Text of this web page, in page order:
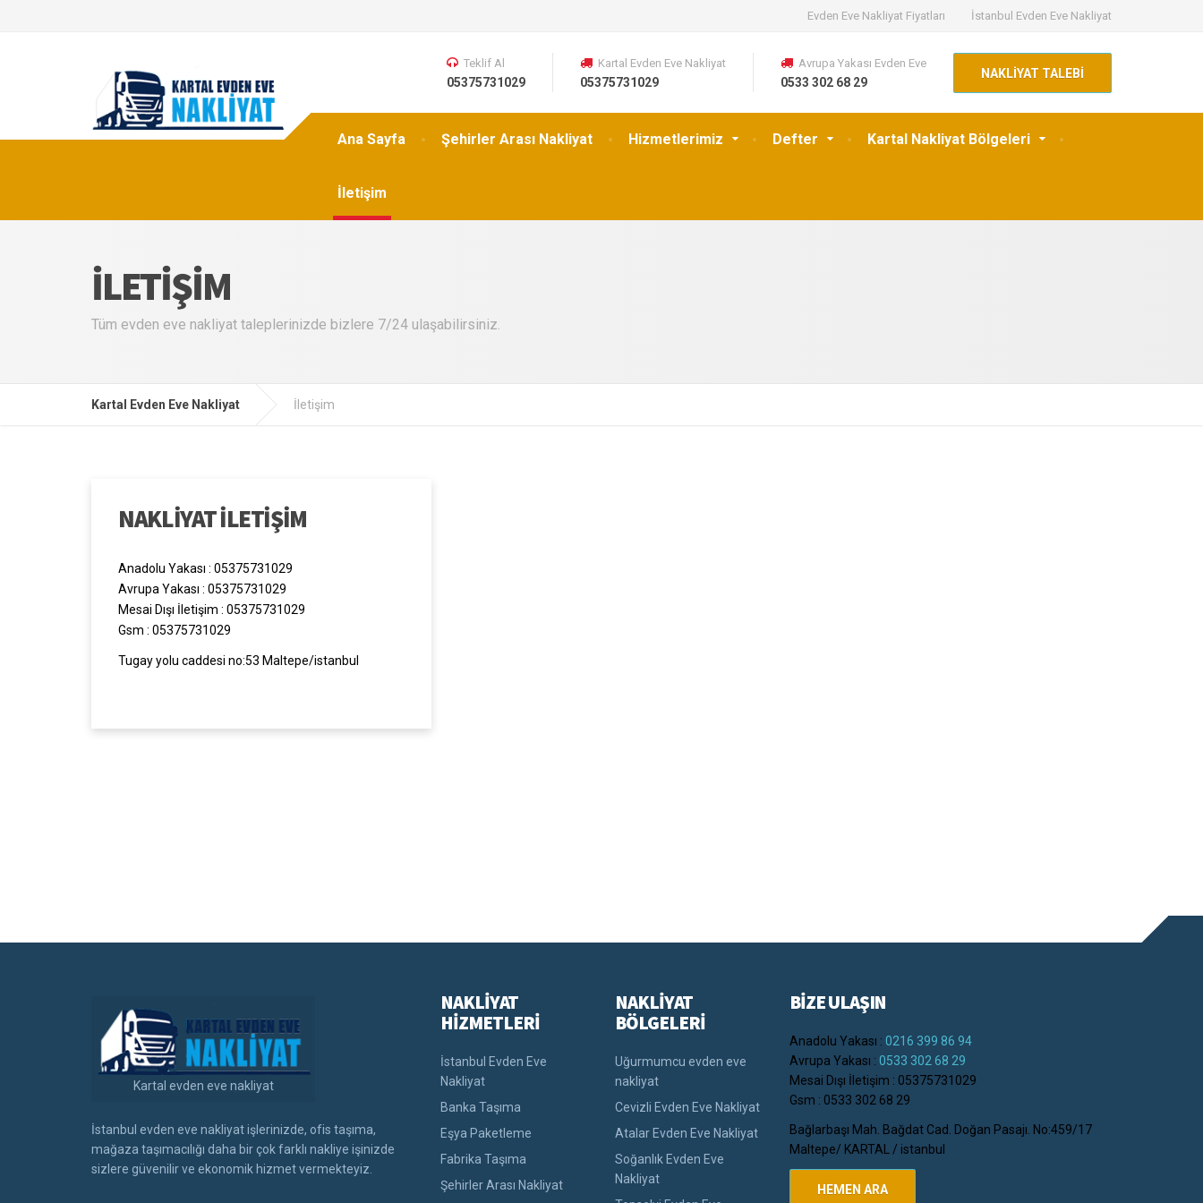
Evden Eve Nakliyat Fiyatları İstanbul Evden Eve Nakliyat
Ana Sayfa Şehirler Arası Nakliyat Hizmetlerimiz Defter Kartal Nakliyat Bölgeleri
İletişim
Teklif Al
05375731029
Kartal Evden Eve Nakliyat
05375731029
Avrupa Yakası Evden Eve
0533 302 68 29
NAKLİYAT TALEBİ
İLETIŞIM
Tüm evden eve nakliyat taleplerinizde bizlere 7/24 ulaşabilirsiniz.
Kartal Evden Eve Nakliyat İletişim
NAKLİYAT İLETİŞİM
Anadolu Yakası : 05375731029
Avrupa Yakası : 05375731029
Mesai Dışı İletişim : 05375731029
Gsm : 05375731029
Tugay yolu caddesi no:53 Maltepe/istanbul
Kartal evden eve nakliyat
İstanbul evden eve nakliyat işlerinizde, ofis taşıma,
mağaza taşımacılığı daha bir çok farklı nakliye işinizde
sizlere güvenilir ve ekonomik hizmet vermekteyiz.
NAKLİYAT
HİZMETLERİ
İstanbul Evden Eve
Nakliyat
Banka Taşıma
Eşya Paketleme
Fabrika Taşıma
Şehirler Arası Nakliyat
NAKLİYAT
BÖLGELERİ
Uğurmumcu evden eve
nakliyat
Cevizli Evden Eve Nakliyat
Atalar Evden Eve Nakliyat
Soğanlık Evden Eve
Nakliyat
BİZE ULAŞIN
Anadolu Yakası : 0216 399 86 94
Avrupa Yakası : 0533 302 68 29
Mesai Dışı İletişim : 05375731029
Gsm : 0533 302 68 29
Bağlarbaşı Mah. Bağdat Cad. Doğan Pasajı. No:459/17
Maltepe/ KARTAL / istanbul
HEMEN ARA